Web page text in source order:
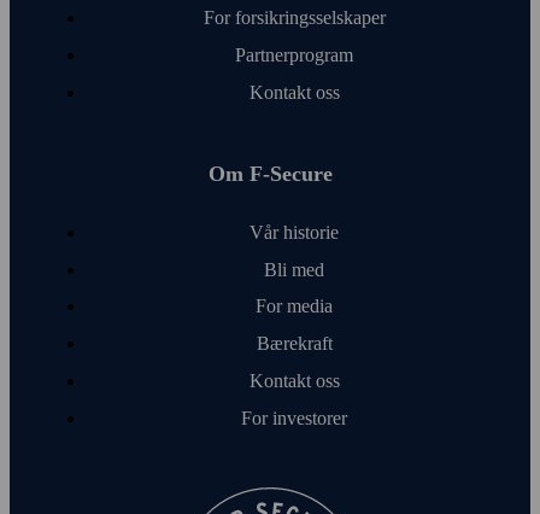
For forsikringsselskaper
Partnerprogram
Kontakt oss
Om F‑Secure
Vår historie
Bli med
For media
Bærekraft
Kontakt oss
For investorer